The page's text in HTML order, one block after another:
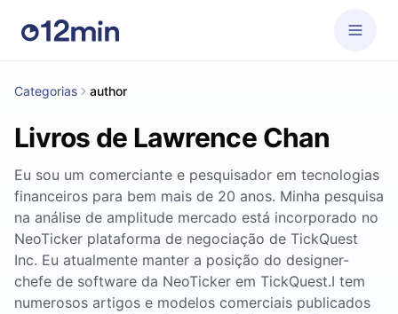
Categorias author
Livros de Lawrence Chan
Eu sou um comerciante e pesquisador em tecnologias
financeiros para bem mais de 20 anos. Minha pesquisa
na análise de amplitude mercado está incorporado no
NeoTicker plataforma de negociação de TickQuest
Inc. Eu atualmente manter a posição do designer-
chefe de software da NeoTicker em TickQuest.I tem
numerosos artigos e modelos comerciais publicados